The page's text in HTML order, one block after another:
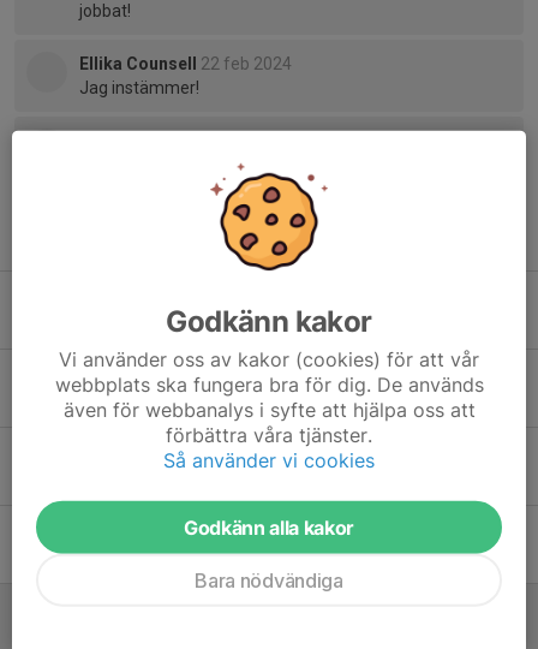
jobbat!
Ellika Counsell
22 feb 2024
Jag instämmer!
Ja väldigt bra och informativt möte. Grymt jobbat.
9 jun 2025 0
Nu startar vi utesäsongen!
31 mar 2025 0
Nu drar vi igång igen!
Utesäsongen närmar sig!
11 apr 2024 0
Godkänn kakor
Vi använder oss av kakor (cookies) för att vår
webbplats ska fungera bra för dig. De används
även för webbanalys i syfte att hjälpa oss att
förbättra våra tjänster.
Så använder vi cookies
Godkänn alla kakor
Bara nödvändiga